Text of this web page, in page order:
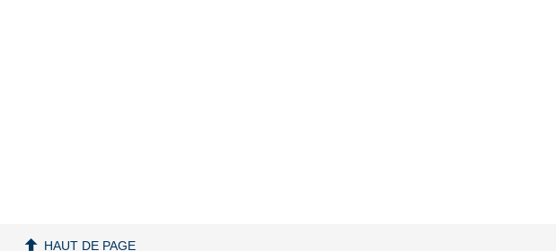
HAUT DE PAGE